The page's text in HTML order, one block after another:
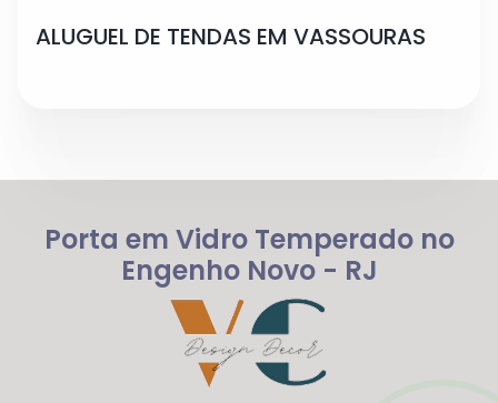
ALUGUEL DE TENDAS EM VASSOURAS
Porta em Vidro Temperado no
Engenho Novo - RJ